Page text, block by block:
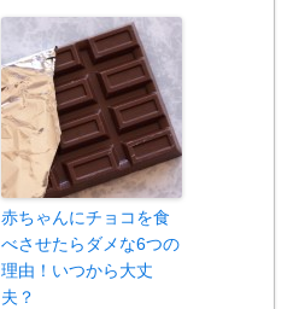
赤ちゃんにチョコを食
べさせたらダメな6つの
理由！いつから大丈
夫？